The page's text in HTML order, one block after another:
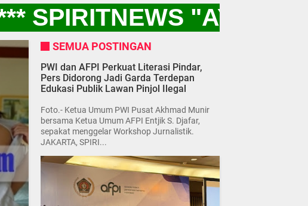
"AYO KITA
SEMUA POSTINGAN
PWI dan AFPI Perkuat Literasi Pindar,
Pers Didorong Jadi Garda Terdepan
Edukasi Publik Lawan Pinjol Ilegal
Foto.- Ketua Umum PWI Pusat Akhmad Munir
bersama Ketua Umum AFPI Entjik S. Djafar,
sepakat menggelar Workshop Jurnalistik.
JAKARTA, SPIRI...